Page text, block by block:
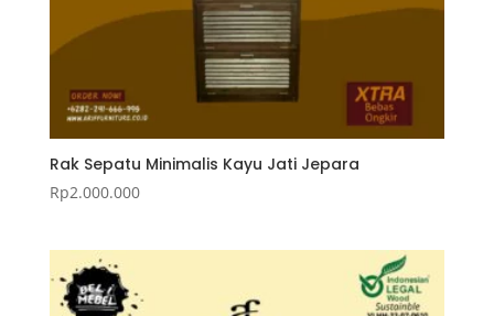
Rak Sepatu Minimalis Kayu Jati Jepara
Rp2.000.000